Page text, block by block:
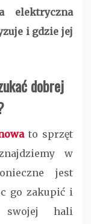
elektryczna
i gdzie jej
dobrej
to sprzęt
w
jest
go zakupić i
hali